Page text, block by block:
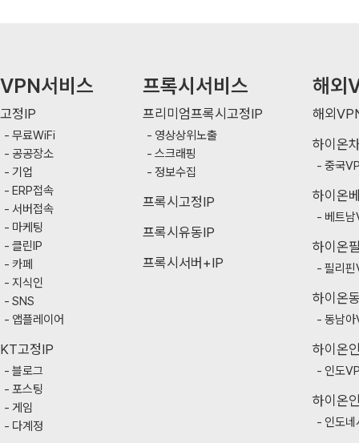
VPN서비스
고정IP
무료WiFi
공공장소
기업
ERP접속
서버접속
마케팅
클린IP
카페
지식인
SNS
앱플레이어
KT고정IP
블로그
포스팅
게임
다계정
프록시서비스
프리미엄프록시고정IP
영상상위노출
스크래핑
정보수집
프록시고정IP
프록시유동IP
프록시서버+IP
해외
해외
하이온
중국
하이온
베트
하이온
필리
하이온
동남
하이온
인도
하이온
인도